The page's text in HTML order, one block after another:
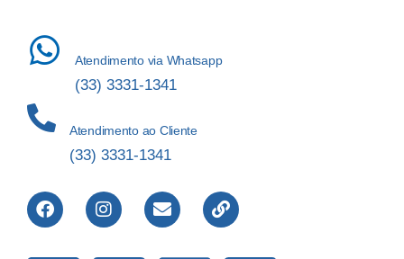
Atendimento via Whatsapp
(33) 3331-1341
Atendimento ao Cliente
(33) 3331-1341